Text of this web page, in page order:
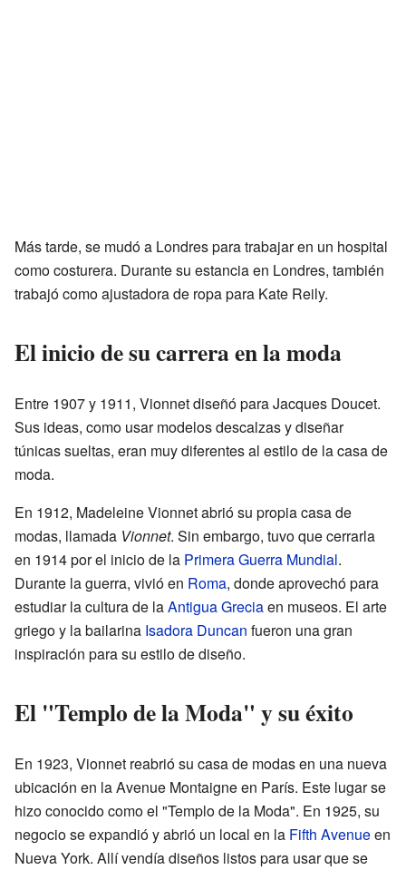
Más tarde, se mudó a Londres para trabajar en un hospital
como costurera. Durante su estancia en Londres, también
trabajó como ajustadora de ropa para Kate Reily.
El inicio de su carrera en la moda
Entre 1907 y 1911, Vionnet diseñó para Jacques Doucet.
Sus ideas, como usar modelos descalzas y diseñar
túnicas sueltas, eran muy diferentes al estilo de la casa de
moda.
En 1912, Madeleine Vionnet abrió su propia casa de
modas, llamada Vionnet. Sin embargo, tuvo que cerrarla
en 1914 por el inicio de la Primera Guerra Mundial.
Durante la guerra, vivió en Roma, donde aprovechó para
estudiar la cultura de laAntigua Greciaen museos. El arte
griego y la bailarina Isadora Duncan fueron una gran
inspiración para su estilo de diseño.
El "Templo de la Moda" y su éxito
En 1923, Vionnet reabrió su casa de modas en una nueva
ubicación en la Avenue Montaigne en París. Este lugar se
hizo conocido como el "Templo de la Moda". En 1925, su
negocio se expandió y abrió un local en la Fifth Avenueen
Nueva York. Allí vendía diseños listos para usar que se